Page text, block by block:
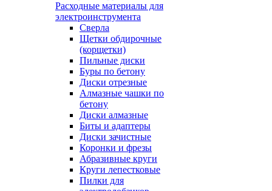
Расходные материалы для
электроинструмента
Сверла
Щетки обдирочные
(корщетки)
Пильные диски
Буры по бетону
Диски отрезные
Алмазные чашки по
бетону
Диски алмазные
Биты и адаптеры
Диски зачистные
Коронки и фрезы
Абразивные круги
Круги лепестковые
Пилки для